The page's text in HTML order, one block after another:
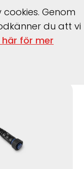
4-pin till 8-
Genom
du att vi
här för mer